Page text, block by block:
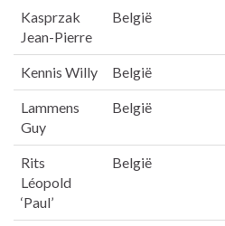
Kasprzak
Jean-Pierre
België
Kennis Willy België
Lammens
Guy
België
Rits
Léopold
‘Paul’
België